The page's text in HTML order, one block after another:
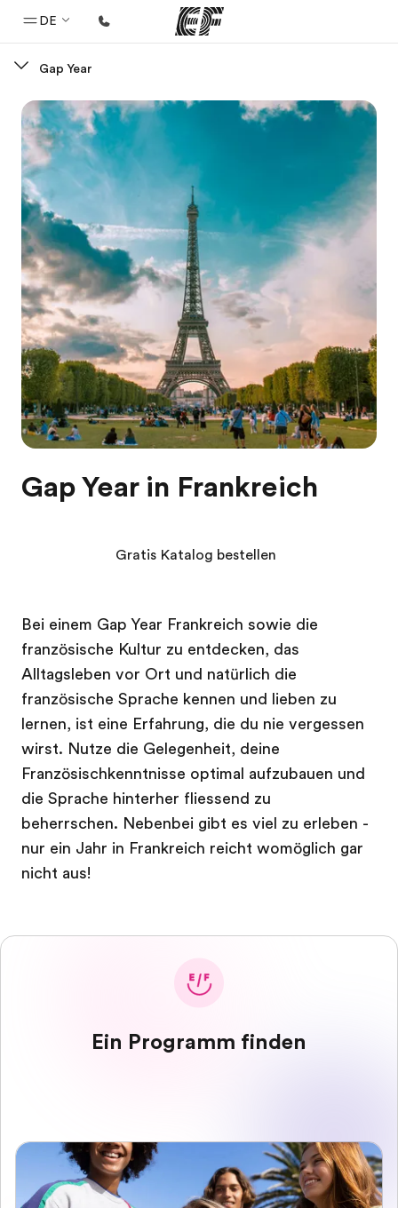
DE
Willkommen bei EF
Programme
Alle Programme ansehen
Büros
Büros in der Nähe
Über uns
Wer wir sind
Karriere
Teil des Teams werden
Gap Year
Gap Year in Frankreich
Bei einem Gap Year Frankreich sowie die
französische Kultur zu entdecken, das
Alltagsleben vor Ort und natürlich die
französische Sprache kennen und lieben zu
lernen, ist eine Erfahrung, die du nie vergessen
wirst. Nutze die Gelegenheit, deine
Französischkenntnisse optimal aufzubauen und
die Sprache hinterher fliessend zu
beherrschen. Nebenbei gibt es viel zu erleben -
nur ein Jahr in Frankreich reicht womöglich gar
nicht aus!
Gratis Katalog bestellen
Ein Programm finden